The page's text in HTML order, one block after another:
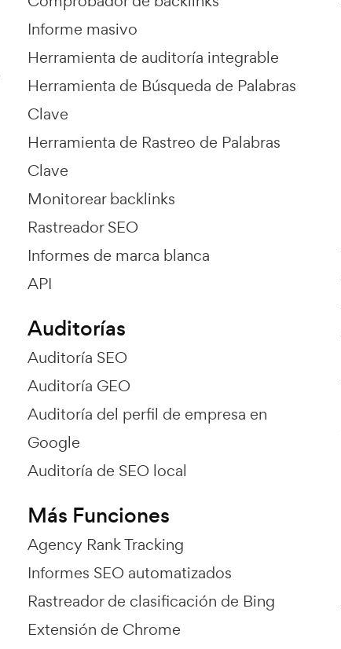
Informe masivo
Herramienta de auditoría integrable
Herramienta de Búsqueda de Palabras
Clave
Herramienta de Rastreo de Palabras
Clave
Monitorear backlinks
Rastreador SEO
Informes de marca blanca
API
Auditorías
Auditoría SEO
Auditoría GEO
Auditoría del perfil de empresa en
Google
Auditoría de SEO local
Más Funciones
Agency Rank Tracking
Informes SEO automatizados
Rastreador de clasificación de Bing
Extensión de Chrome